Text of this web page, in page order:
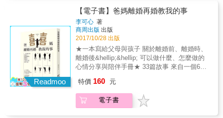
──35種練習，揮別婚姻地雷，找回幸福》暢銷
書作者黃之盈心理師最新動人之作。 & ※我們
都是令人心疼的大人；一本與父母、與童年和
解的療癒之書。 ※特別製作數頁「療癒心
靈」，讓你在面對原生家庭傷痛的每一個痛苦
時刻，都能明瞭自己並不孤單，明瞭自己是有
價值，被深深愛著，而且有能力與力量走出父
心靈」之一： 親愛的你，或許多年以來，你都
認為自己有責任為父母的人生解決問題，你也
有責任讓他們開心，不讓他們失望。 但實情
是，我們沒有一個人可以負擔另一個人的人
人。 但長大的我們，心裡卻依然住著一個渴愛
的孩子。 我們向伴侶、朋友、同事索求那份
愛。 但一是我們永遠無法滿足， 二是我們很容
易遍體鱗傷。 其實，先去愛自己，只有當心裡
渴求愛的孩子被療癒、被愛夠， 我們才能活出
自己「不索愛」的人生。 ★本書特色 ※有一種
傷，你藏在心底最深處。 & 它日夜啃噬著你。
& 你不斷責備自己「不夠乖、不夠好、不夠聽
話&hellip;&hellip;」。 & 但，其實錯不在你。
之盈心理師至今演講、團體暨工作坊經歷超過
上百場，她以細膩又專業的分析，為我們每個
承受著原生家庭傷痛的人，提供面對與療癒的
&bull;煩死了，公婆（岳父母）一直干涉生活
──學習磋商和傾聽 &bull;為什麼他都要亂丟衣
服──個性會影響行為 結婚，是人生中最重要的
抉擇之一，我們可以花極大的心思只為了幾小
時的婚禮呈現，但對於如何使婚姻幸福，卻常
常準備不足或根本沒有準備。只談「相愛」就
結婚，有如到拉斯維加斯豪賭一場，把未來的
高，但為婚姻做好準備的報酬更高。 無論你是
單身或已有固定對象，這本書都能幫助你們決
定「是否與何時」共結連理。如果你們已經訂
&hellip;&hellip;」。 巧門博士解析了這些婚前
根本沒人想要了解的現象，再加上自身的經
驗，他要告訴你：結婚前，真的不能不知道這
些事。 &bull;相愛就夠了──然而戀愛保鮮期只
有2年 &bull;我覺得他不愛我了──因為對方不懂
你愛的語言 &bull;放心，我跟我爸媽不一樣
──「有其父（母）必有其子（女）」不是迷思
&bull;聽我的就對了──不是照「我的」方式，
而是發現「我們的」 &bull;要我道歉不可能──
咦，不是你去刷馬桶嗎──角色混淆不清是婚姻
的一大壓力 &bull;奇怪，我不能花自己的錢嗎
──你們需要一套共同的財務計畫 &bull;最近愛
Readmoo
【電子書】爸媽離婚再婚教我的事
李可心 著
商周出版 出版
2017/10/28 出版
★一本寫給父母與孩子 關於離婚前、離婚時、
離婚後&hellip;&hellip; 可以做什麼、怎麼做的
心情分享與陪伴手冊★ 33篇故事 來自一個6歲
處的告白與體悟 X 18則專業建議 瑪那熊心理師
的家庭觀察 給予溫暖撫慰 可心，一個恬靜大方
的女大生！ 六歲時，父母親離婚，全家陷入愁
特價 160 元
電子書